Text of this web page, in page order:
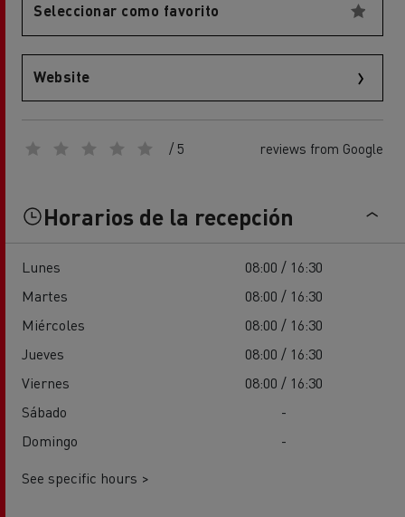
Seleccionar como favorito
Website
/ 5 reviews from Google
Horarios de la recepción
Lunes
08:00 / 16:30
Martes
08:00 / 16:30
Miércoles
08:00 / 16:30
Jueves
08:00 / 16:30
Viernes
08:00 / 16:30
Sábado
-
Domingo
-
See specific hours >